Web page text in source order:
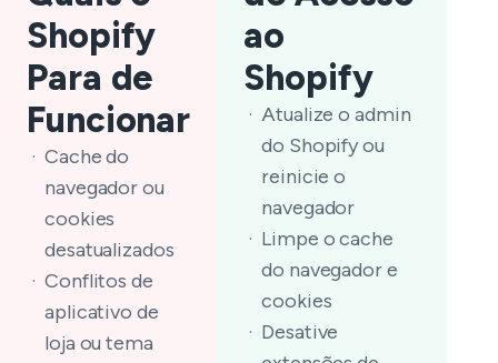
Shopify
Para de
Funcionar
Cache do
navegador ou
cookies
desatualizados
Conflitos de
aplicativo de
loja ou tema
ao
Shopify
Atualize o admin
do Shopify ou
reinicie o
navegador
Limpe o cache
do navegador e
cookies
Desative